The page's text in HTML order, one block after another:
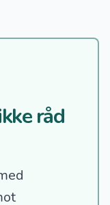
råd